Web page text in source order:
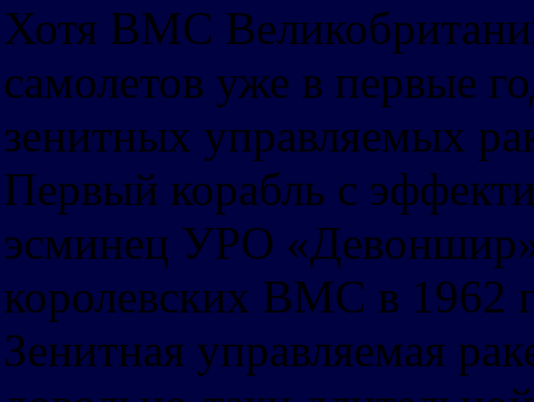
Хотя ВМС
самолетов уже в первые
зенитных управляемых
Первый корабль с
эсминец УРО
королевских ВМС в 1962
Зенитная управляемая